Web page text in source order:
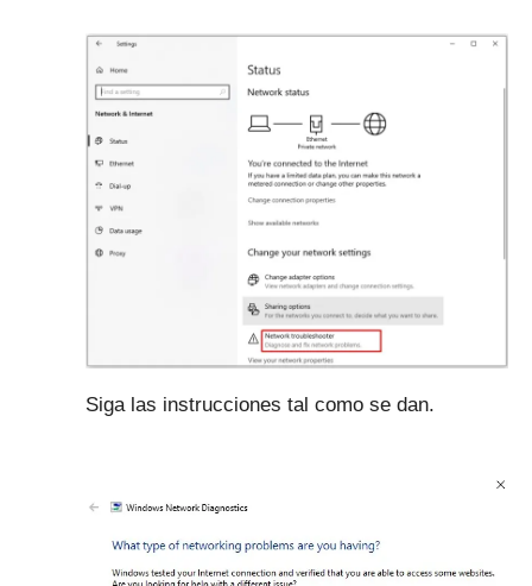
Siga las instrucciones tal como se dan.